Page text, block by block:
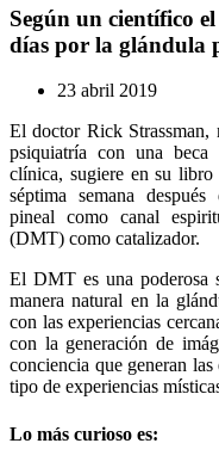
Según un científico
días por la glándula
23 abril 2019
El doctor Rick Strassman,
psiquiatría con una beca
clínica, sugiere en su
séptima semana
pineal como canal
(DMT) como catalizador.
El DMT es una poderosa
manera natural en la
con las experiencias
con la generación de
conciencia que generan
tipo de experiencias
Lo más curioso es: